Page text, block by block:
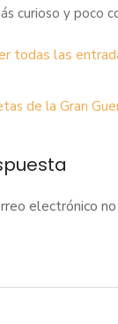
curioso y poco
todas las
de la Gran
electrónico